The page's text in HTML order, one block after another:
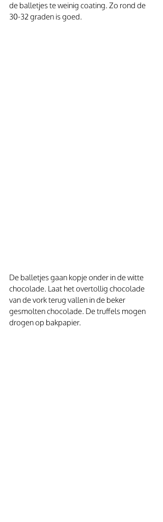
de balletjes te weinig coating. Zo rond de
30-32 graden is goed.
De balletjes gaan kopje onder in de witte
chocolade. Laat het overtollig chocolade
van de vork terug vallen in de beker
gesmolten chocolade. De truffels mogen
drogen op bakpapier.